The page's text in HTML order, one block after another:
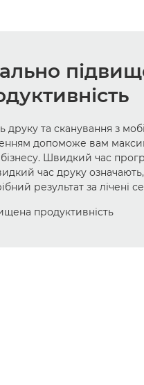
друку та сканування з
допоможе вам
Швидкий час
час друку
результат за лічені
СЛАЙД